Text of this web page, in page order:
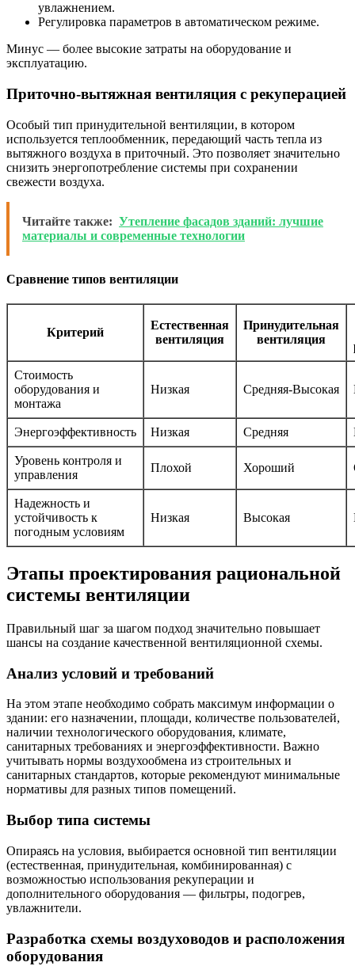
увлажнением.
Регулировка параметров в автоматическом режиме.
Минус — более высокие затраты на оборудование и
эксплуатацию.
Приточно-вытяжная вентиляция с рекуперацией
Особый тип принудительной вентиляции, в котором
используется теплообменник, передающий часть тепла из
вытяжного воздуха в приточный. Это позволяет значительно
снизить энергопотребление системы при сохранении
свежести воздуха.
Читайте также: Утепление фасадов зданий: лучшие
материалы и современные технологии
Сравнение типов вентиляции
Критерий
Естественная
вентиляция
Принудительная
вентиляция
Стоимость
оборудования и
монтажа
Низкая Средняя-Высокая
Энергоэффективность Низкая Средняя
Уровень контроля и
управления
Плохой Хороший
Надежность и
устойчивость к
погодным условиям
Низкая Высокая
Этапы проектирования рациональной
системы вентиляции
Правильный шаг за шагом подход значительно повышает
шансы на создание качественной вентиляционной схемы.
Анализ условий и требований
На этом этапе необходимо собрать максимум информации о
здании: его назначении, площади, количестве пользователей,
наличии технологического оборудования, климате,
санитарных требованиях и энергоэффективности. Важно
учитывать нормы воздухообмена из строительных и
санитарных стандартов, которые рекомендуют минимальные
нормативы для разных типов помещений.
Выбор типа системы
Опираясь на условия, выбирается основной тип вентиляции
(естественная, принудительная, комбинированная) с
возможностью использования рекуперации и
дополнительного оборудования — фильтры, подогрев,
увлажнители.
Разработка схемы воздуховодов и расположения
оборудования